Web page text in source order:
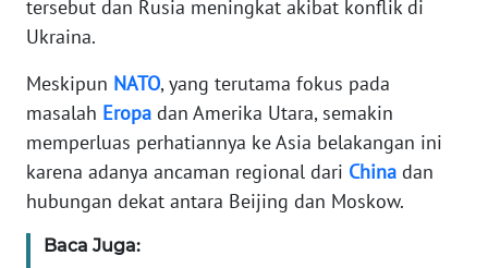
tersebut dan Rusia meningkat akibat konflik di
Ukraina.
Meskipun NATO, yang terutama fokus pada
masalah Eropa dan Amerika Utara, semakin
memperluas perhatiannya ke Asia belakangan ini
karena adanya ancaman regional dari China dan
hubungan dekat antara Beijing dan Moskow.
Baca Juga:
Informasi
BERITA
KONTAK
IKLAN